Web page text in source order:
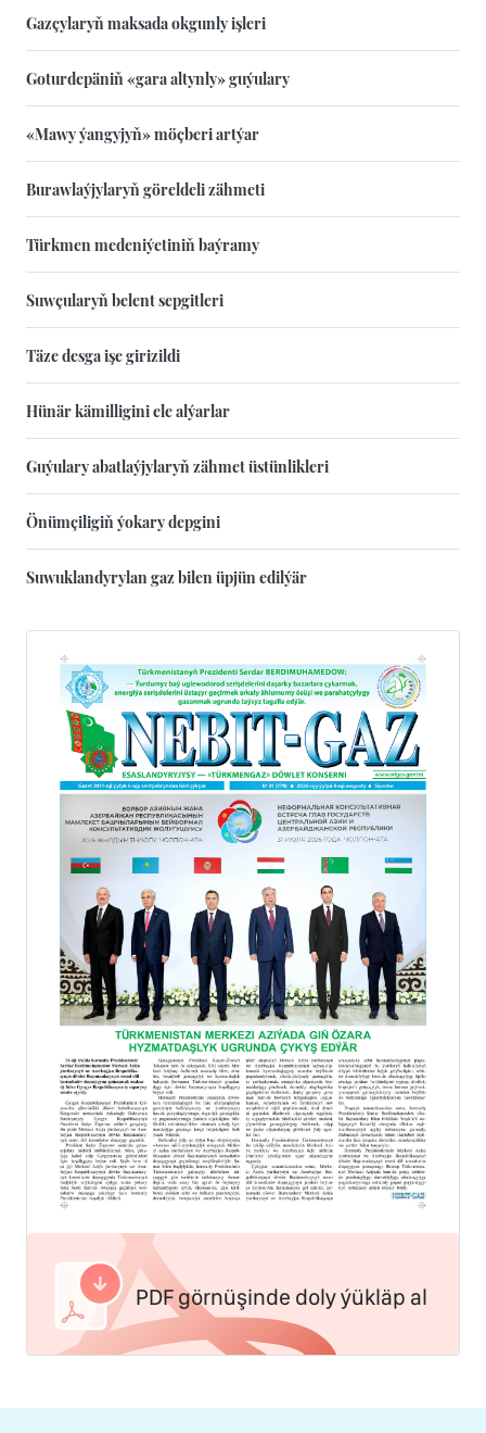
Gazçylaryň maksada okgunly işleri
Goturdepäniň «gara altynly» guýulary
«Mawy ýangyjyň» möçberi artýar
Burawlaýjylaryň göreldeli zähmeti
Türkmen medeniýetiniň baýramy
Suwçularyň belent sepgitleri
Täze desga işe girizildi
Hünär kämilligini ele alýarlar
Guýulary abatlaýjylaryň zähmet üstünlikleri
Önümçiligiň ýokary depgini
Suwuklandyrylan gaz bilen üpjün edilýär
PDF görnüşinde doly ýükläp al